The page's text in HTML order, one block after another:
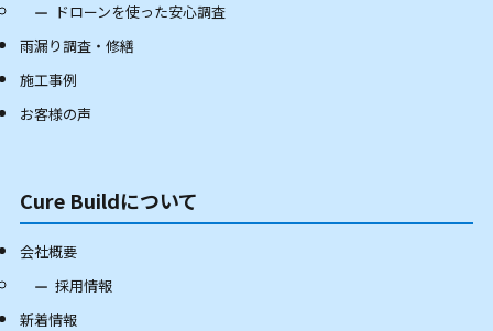
ドローンを使った安心調査
雨漏り調査・修繕
施工事例
お客様の声
Cure Buildについて
会社概要
採用情報
新着情報